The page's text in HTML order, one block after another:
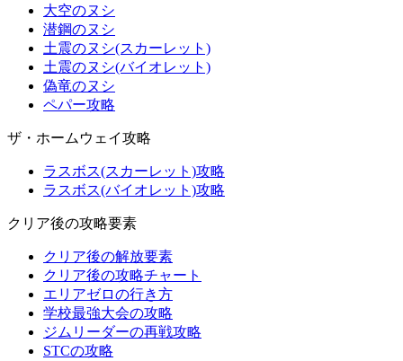
大空のヌシ
潜鋼のヌシ
土震のヌシ(スカーレット)
土震のヌシ(バイオレット)
偽竜のヌシ
ペパー攻略
ザ・ホームウェイ攻略
ラスボス(スカーレット)攻略
ラスボス(バイオレット)攻略
クリア後の攻略要素
クリア後の解放要素
クリア後の攻略チャート
エリアゼロの行き方
学校最強大会の攻略
ジムリーダーの再戦攻略
STCの攻略